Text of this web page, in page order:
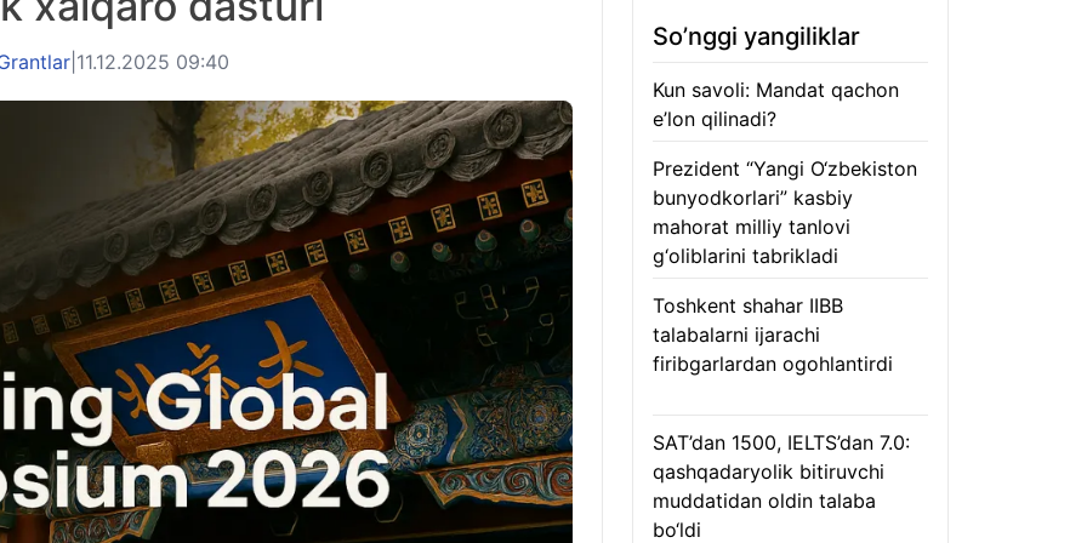
11.12.2025 09:40
So’nggi yangiliklar
Kun savoli: Mandat qachon
e’lon qilinadi?
Prezident “Yangi O‘zbekiston
bunyodkorlari” kasbiy
mahorat milliy tanlovi
g‘oliblarini tabrikladi
Toshkent shahar IIBB
talabalarni ijarachi
firibgarlardan ogohlantirdi
SAT’dan 1500, IELTS’dan 7.0:
qashqadaryolik bitiruvchi
muddatidan oldin talaba
bo‘ldi